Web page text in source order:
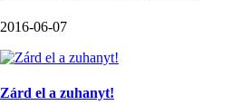
2016-06-07
Zárd el a zuhanyt!